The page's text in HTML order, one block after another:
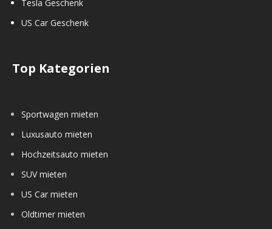
Tesla Geschenk
US Car Geschenk
Top Kategorien
Sportwagen mieten
Luxusauto mieten
Hochzeitsauto mieten
SUV mieten
US Car mieten
Oldtimer mieten